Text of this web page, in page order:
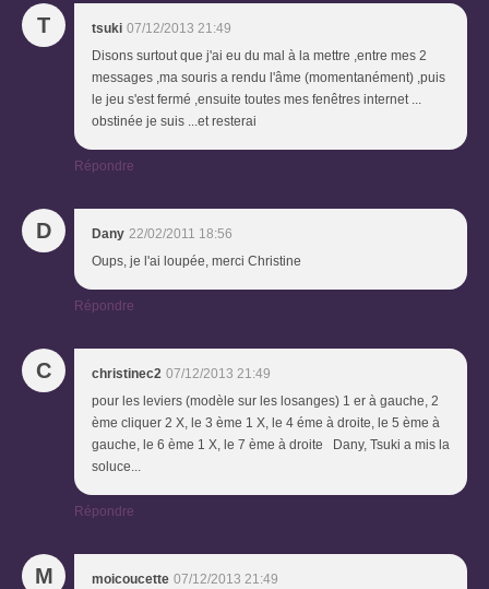
T tsuki 07/12/2013 21:49
Disons surtout que j'ai eu du mal à la mettre ,entre mes 2
messages ,ma souris a rendu l'âme (momentanément) ,puis
le jeu s'est fermé ,ensuite toutes mes fenêtres internet ...
obstinée je suis ...et resterai
Répondre
D Dany 22/02/2011 18:56
Oups, je l'ai loupée, merci Christine
Répondre
C christinec2 07/12/2013 21:49
pour les leviers (modèle sur les losanges) 1 er à gauche, 2
ème cliquer 2 X, le 3 ème 1 X, le 4 éme à droite, le 5 ème à
gauche, le 6 ème 1 X, le 7 ème à droite Dany, Tsuki a mis la
soluce...
Répondre
M moicoucette 07/12/2013 21:49